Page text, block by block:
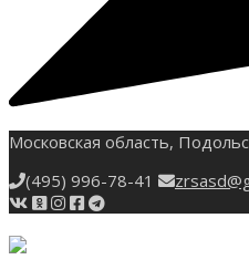
Московская область,
(495) 996-78-41